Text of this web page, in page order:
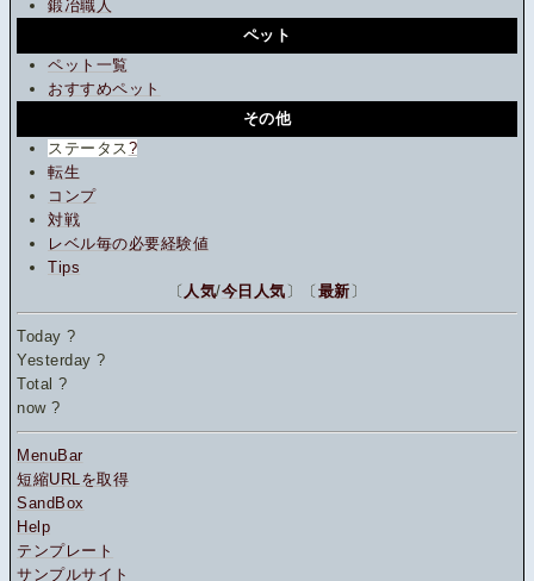
鍛冶職人
ペット
ペット一覧
おすすめペット
その他
ステータス?
転生
コンプ
対戦
レベル毎の必要経験値
Tips
〔 人気/今日人気 〕〔 最新 〕
Today?
Yesterday?
Total?
now?
MenuBar
短縮URLを取得
SandBox
Help
テンプレート
サンプルサイト